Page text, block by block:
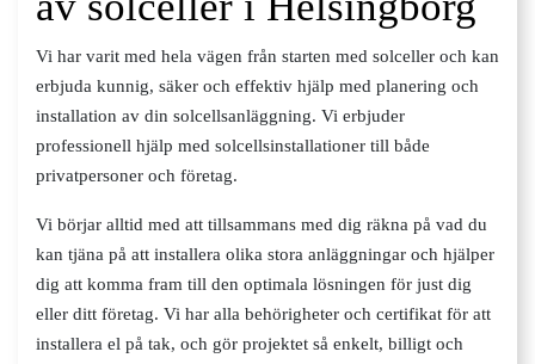
Vi har varit med hela vägen från starten med solceller och kan
erbjuda kunnig, säker och effektiv hjälp med planering och
installation av din solcellsanläggning. Vi erbjuder
professionell hjälp med solcellsinstallationer till både
privatpersoner och företag.
Vi börjar alltid med att tillsammans med dig räkna på vad du
kan tjäna på att installera olika stora anläggningar och hjälper
dig att komma fram till den optimala lösningen för just dig
eller ditt företag. Vi har alla behörigheter och certifikat för att
installera el på tak, och gör projektet så enkelt, billigt och